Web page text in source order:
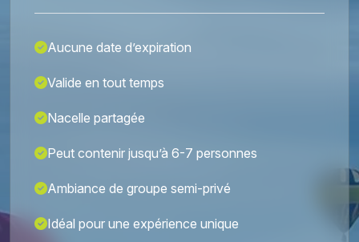
Aucune date d’expiration
Valide en tout temps
Nacelle partagée
Peut contenir jusqu’à 6-7 personnes
Ambiance de groupe semi-privé
Idéal pour une expérience unique